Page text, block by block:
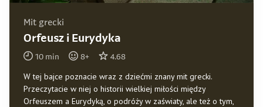
Mit grecki
Orfeusz i Eurydyka
10 min 8+ 4.68
W tej bajce poznacie wraz z dziećmi znany mit grecki.
Przeczytacie w niej o historii wielkiej miłości między
Orfeuszem a Eurydyką, o podróży w zaświaty, ale też o tym,